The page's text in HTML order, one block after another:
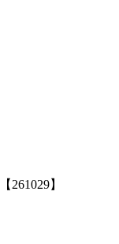
261029】